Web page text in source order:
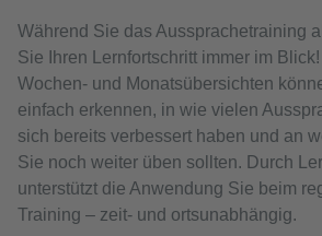
Während Sie das Aussprachetraining
Sie Ihren Lernfortschritt immer im Blick!
Wochen- und Monatsübersichten
einfach erkennen, in wie vielen
sich bereits verbessert haben und an
Sie noch weiter üben sollten. Durch
unterstützt die Anwendung Sie beim
Training – zeit- und ortsunabhängig.